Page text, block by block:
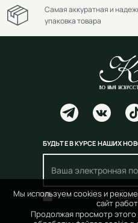
Мы используем cookies и
сайт
Продолжая просмотр
Самая аккуратная и
упаковка товара
БУДЬТЕ В КУРСЕ НАШИХ
Согласен(на) с